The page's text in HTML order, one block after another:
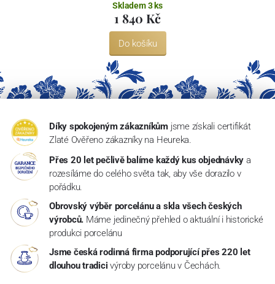
Skladem 3 ks
1 840 Kč
Do košíku
Díky spokojeným zákazníkům jsme získali certifikát
Zlaté Ověřeno zákazníky na Heureka.
Přes 20 let pečlivě balíme každý kus objednávky a
rozesíláme do celého světa tak, aby vše dorazilo v
pořádku.
Obrovský výběr porcelánu a skla všech českých
výrobců. Máme jedinečný přehled o aktuální i historické
produkci porcelánu
Jsme česká rodinná firma podporující přes 220 let
dlouhou tradici výroby porcelánu v Čechách.